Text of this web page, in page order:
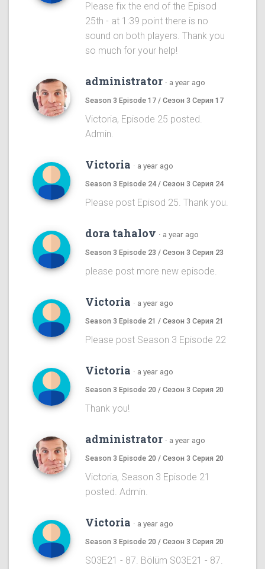
Please fix the end of the Episod
25th - at 1:39 point there is no
sound on both players. Thank you
so much for your help!
administrator · a year ago
Season 3 Episode 17 / Сезон 3 Серия 17
Victoria, Episode 25 posted.
Admin.
Victoria · a year ago
Season 3 Episode 24 / Сезон 3 Серия 24
Please post Episod 25. Thank you.
dora tahalov · a year ago
Season 3 Episode 23 / Сезон 3 Серия 23
please post more new episode.
Victoria · a year ago
Season 3 Episode 21 / Сезон 3 Серия 21
Please post Season 3 Episode 22
Victoria · a year ago
Season 3 Episode 20 / Сезон 3 Серия 20
Thank you!
administrator · a year ago
Season 3 Episode 20 / Сезон 3 Серия 20
Victoria, Season 3 Episode 21
posted. Admin.
Victoria · a year ago
Season 3 Episode 20 / Сезон 3 Серия 20
S03E21 - 87. Bölüm S03E21 - 87.